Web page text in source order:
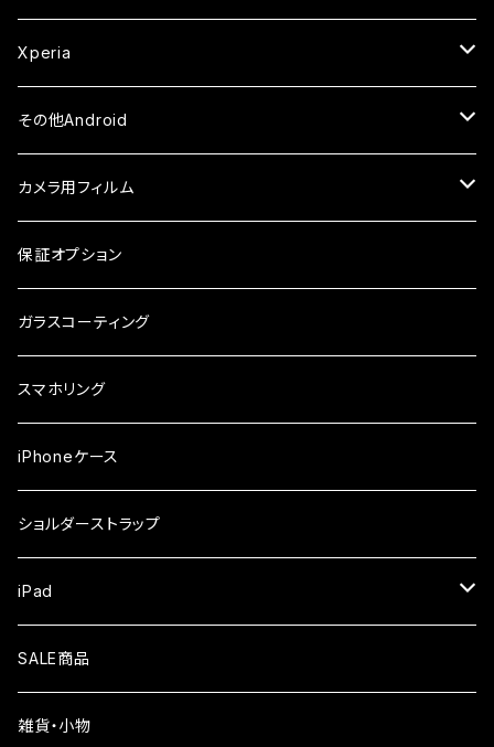
セラミックフィルム
セラミックフィルム
ガラスフィルム
ケース・カバー
iPhone6
ガラスフィルム
ケース・カバー
ケース
ガラスフィルム
ケース
iPhone7Plus
ガラスフィルム
ケース
iPhone8Plus
ガラスフィルム
ケース
セラミックフィルム
ケース
ガラスフィルム
セラミックフィルム
ケース
Xperia
ガラスフィルム
その他Android
AQUOS
ガラスフィルム
arrows
ガラスフィルム
シンプルスマホ
ガラスフィルム
らくらくスマホ
ガラスフィルム
OPPO
ガラスフィルム
Xiaomi
ガラスフィルム
カメラ用フィルム
iPhone
iPhone17e
iPhone17ProMax
iPhone16
Android
保証オプション
ガラスコーティング
スマホリング
iPhoneケース
ショルダーストラップ
iPad
液晶フィルム
SALE商品
雑貨・小物